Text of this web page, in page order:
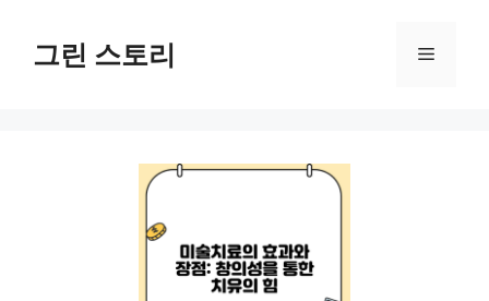
그린 스토리 메